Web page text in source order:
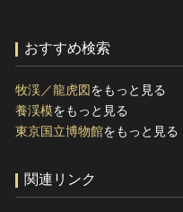
おすすめ検索
牧渓／龍虎図 をもっと見る
養渓模をもっと見る
東京国立博物館をもっと見る
関連リンク